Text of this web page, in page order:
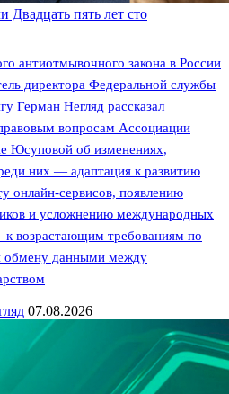
Двадцать пять лет сто
антиотмывочного закона в России
директора Федеральной службы
Герман Негляд рассказал
вопросам Ассоциации
Юсуповой об изменениях,
них — адаптация к развитию
онлайн-сервисов, появлению
и усложнению международных
к возрастающим требованиям по
обмену данными между
07.08.2026